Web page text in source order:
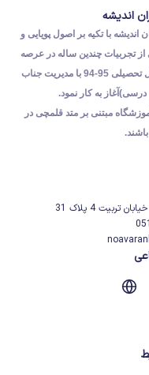
اندیشه
با تکیه بر اصول پویایی و
تجربیات چندین ساله در عرصه
آموزش و پرورش شهرستان خواف از ابتدای سال تحصیلی 95-94 با مدیریت جناب
به کار نمود.
مبتنی بر متد قلمچی در
4 پلاک 31